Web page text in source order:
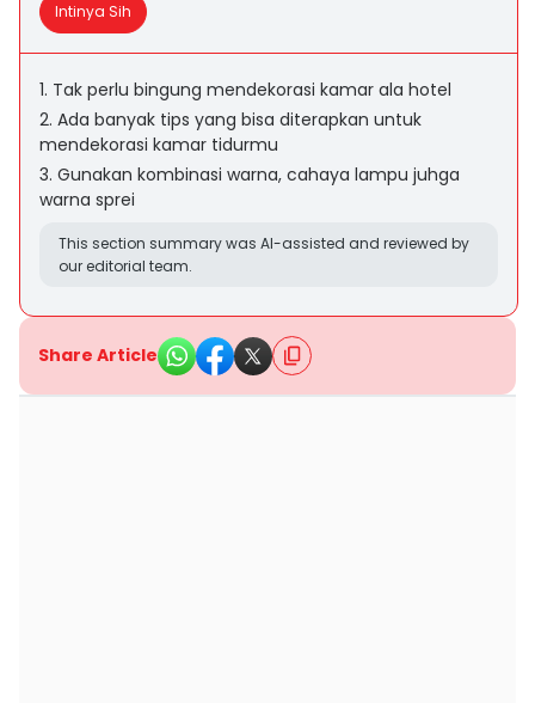
Intinya Sih
1. Tak perlu bingung mendekorasi kamar ala hotel
2. Ada banyak tips yang bisa diterapkan untuk
mendekorasi kamar tidurmu
3. Gunakan kombinasi warna, cahaya lampu juhga
warna sprei
This section summary was AI-assisted and reviewed by
our editorial team.
Share Article